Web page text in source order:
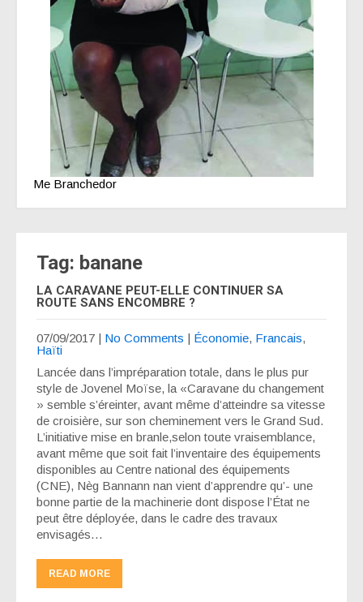
Me Branchedor
Tag: banane
LA CARAVANE PEUT-ELLE CONTINUER SA
ROUTE SANS ENCOMBRE ?
07/09/2017 | No Comments | Économie, Francais,
Haïti
Lancée dans l’impréparation totale, dans le plus pur
style de Jovenel Moïse, la «Caravane du changement
» semble s’éreinter, avant même d’atteindre sa vitesse
de croisière, sur son cheminement vers le Grand Sud.
L’initiative mise en branle,selon toute vraisemblance,
avant même que soit fait l’inventaire des équipements
disponibles au Centre national des équipements
(CNE), Nèg Bannann nan vient d’apprendre qu’- une
bonne partie de la machinerie dont dispose l’État ne
peut être déployée, dans le cadre des travaux
envisagés…
READ MORE